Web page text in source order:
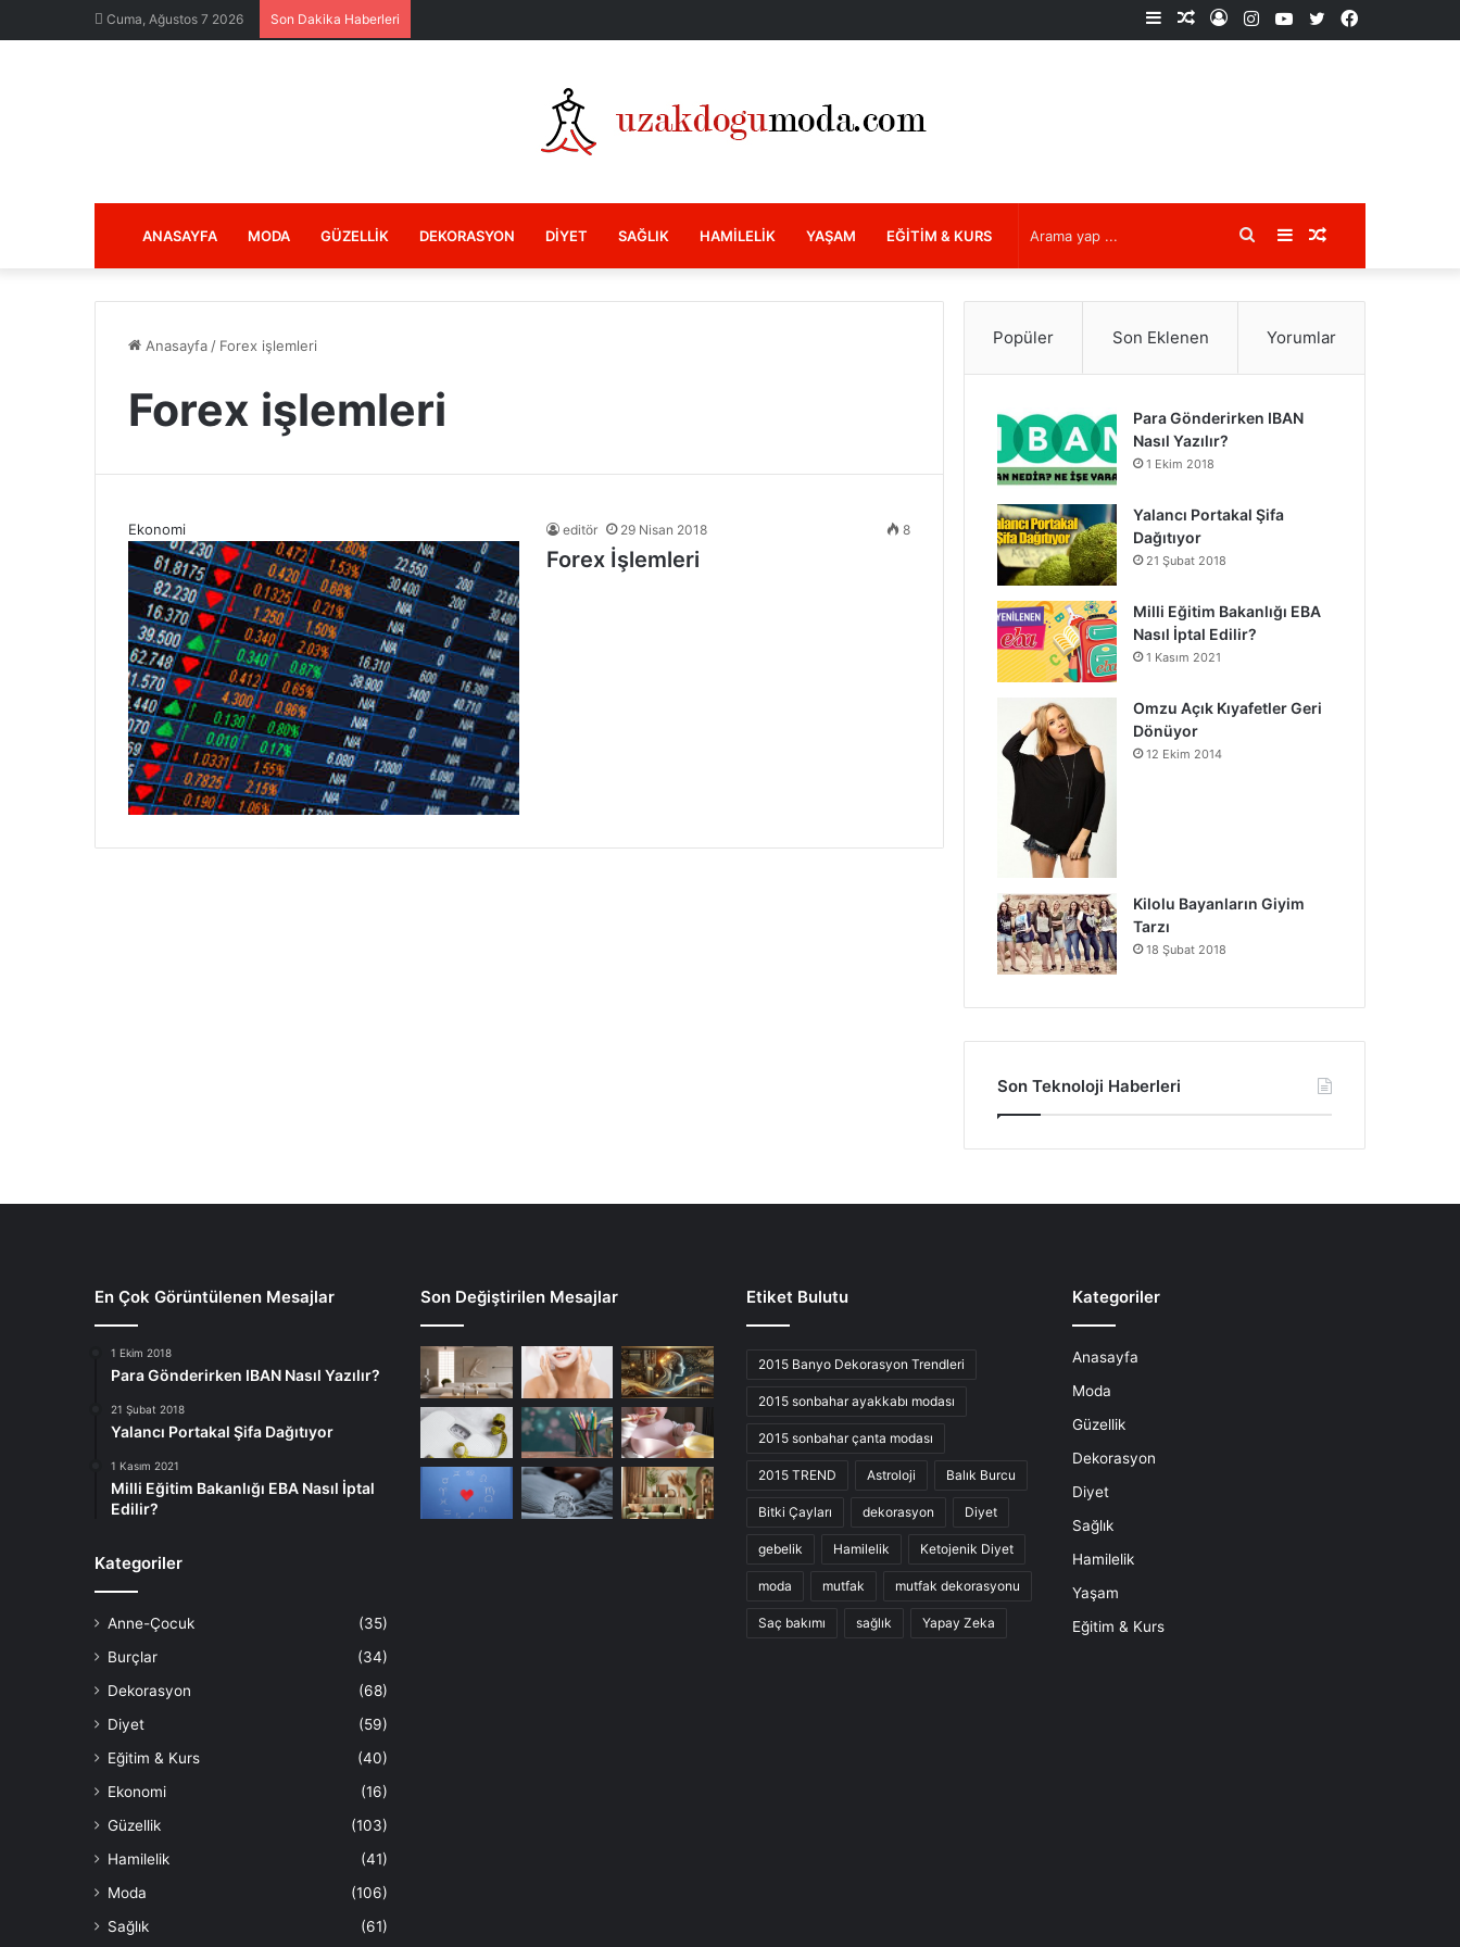
Cuma, Ağustos 7 2026 Son Dakika Haberleri Facebook
X
YouTube
Instagram
Kayıt
Rastgele
Kenar
ANASAYFA MODA GÜZELLIK DEKORASYON DIYET SAĞLIK HAMILELIK YAŞAM EĞITIM & KURS Rastgele
Makale
Kenar
Bölmesi
Arama
yap
Anasayfa / Forex işlemleri
Forex işlemleri
Ekonomi editör 29 Nisan 2018 8
Forex İşlemleri
Popüler Son Eklenen Yorumlar
Para Gönderirken IBAN
Nasıl Yazılır?
1 Ekim 2018
Yalancı Portakal Şifa
Dağıtıyor
21 Şubat 2018
Milli Eğitim Bakanlığı EBA
Nasıl İptal Edilir?
1 Kasım 2021
Omzu Açık Kıyafetler Geri
Dönüyor
12 Ekim 2014
Kilolu Bayanların Giyim
Tarzı
18 Şubat 2018
Son Teknoloji Haberleri
En Çok Görüntülenen Mesajlar
1 Ekim 2018
Para Gönderirken IBAN Nasıl Yazılır?
21 Şubat 2018
Yalancı Portakal Şifa Dağıtıyor
1 Kasım 2021
Milli Eğitim Bakanlığı EBA Nasıl İptal
Edilir?
Kategoriler
Anne-Çocuk
(35)
Burçlar
(34)
Dekorasyon
(68)
Diyet
(59)
Eğitim & Kurs
(40)
Ekonomi
(16)
Güzellik
(103)
Hamilelik
(41)
Moda
(106)
Sağlık
(61)
Son Değiştirilen Mesajlar Etiket Bulutu
2015 Banyo Dekorasyon Trendleri
2015 sonbahar ayakkabı modası
2015 sonbahar çanta modası
2015 TREND Astroloji Balık Burcu
Bitki Çayları dekorasyon Diyet
gebelik Hamilelik Ketojenik Diyet
moda mutfak mutfak dekorasyonu
Saç bakımı sağlık Yapay Zeka
Kategoriler
Anasayfa
Moda
Güzellik
Dekorasyon
Diyet
Sağlık
Hamilelik
Yaşam
Eğitim & Kurs